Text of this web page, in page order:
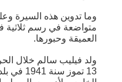
وما تدوين هذه السيرة
متواضعة في رسم ثلاثية
العميقة وحبورها.
ولد فيليب سالم خلال
13 تموز